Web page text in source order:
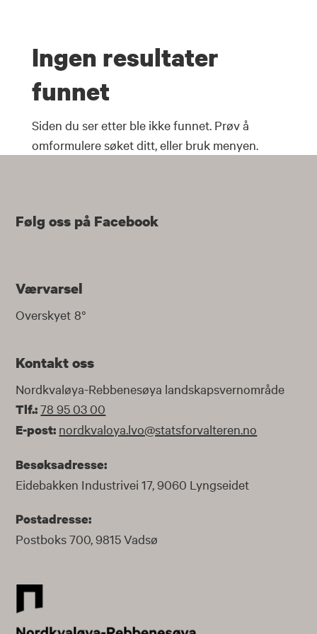
innholdIngen resultater
funnet
Siden du ser etter ble ikke funnet. Prøv å
omformulere søket ditt, eller bruk menyen.
Følg oss på Facebook
Værvarsel
8°
Overskyet
Kontakt oss
Nordkvaløya-Rebbenesøya landskapsvernområde
Tlf.:78 95 03 00
E-post: nordkvaloya.lvo@statsforvalteren.no
Besøksadresse:
Eidebakken Industrivei 17, 9060 Lyngseidet
Postadresse:
Postboks 700, 9815 Vadsø